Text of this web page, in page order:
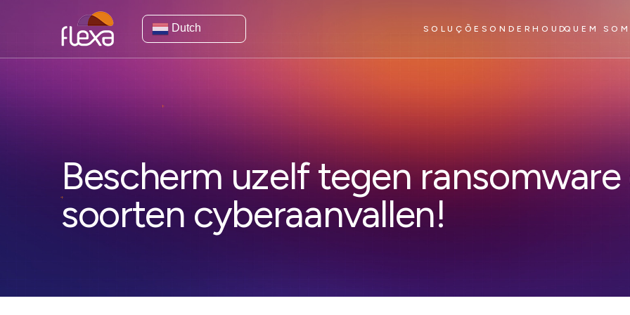
Dutch SOLUÇÕES ONDERHOUDQUEM
Bescherm uzelf tegen
soorten cyberaanvallen!